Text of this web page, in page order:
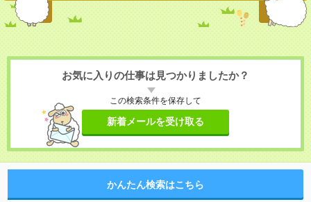
お気に入りの仕事は見つかりましたか？
この検索条件を保存して
新着メールを受け取る
かんたん検索はこちら